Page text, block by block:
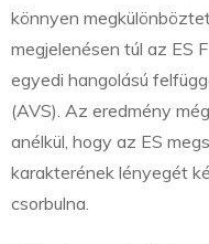
könnyen
megjelenésen túl az ES
egyedi hangolású
(AVS). Az eredmény
anélkül, hogy az ES
karakterének lényegét
csorbulna.